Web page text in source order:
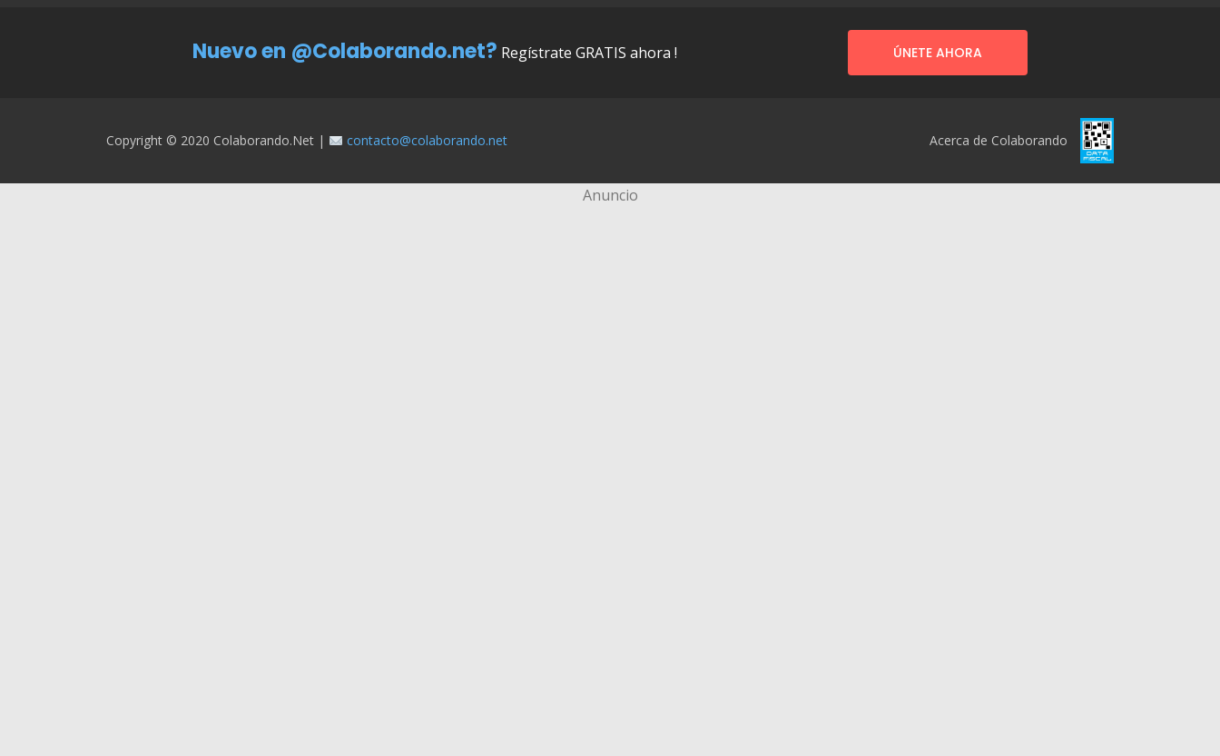
Nuevo en @Colaborando.net? Regístrate GRATIS ahora ! ÚNETE AHORA
Copyright © 2020 Colaborando.net | contacto@colaborando.net Acerca de Colaborando
Anuncio